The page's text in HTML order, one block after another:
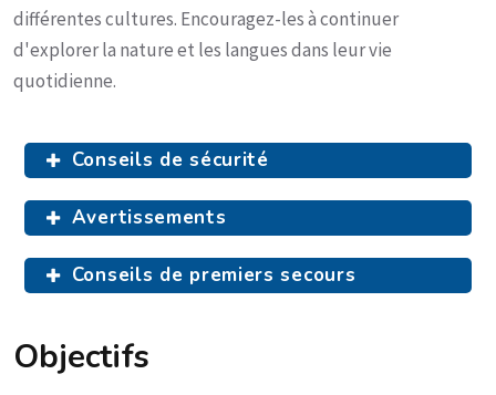
différentes cultures. Encouragez-les à continuer
d'explorer la nature et les langues dans leur vie
quotidienne.
Conseils de sécurité
Avertissements
Conseils de premiers secours
Objectifs